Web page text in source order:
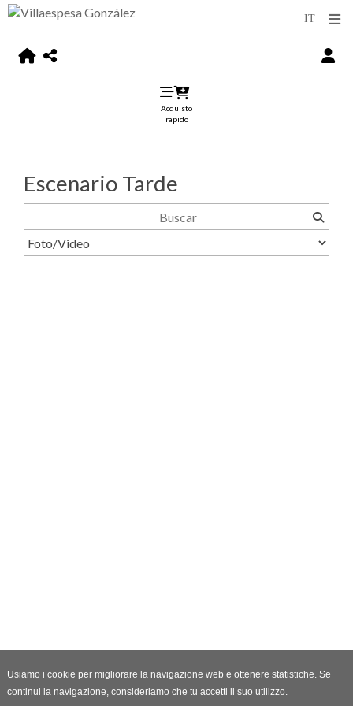
Acquisto
rapido
Escenario Tarde
Usiamo i cookie per migliorare la navigazione web e ottenere statistiche. Se
continui la navigazione, consideriamo che tu accetti il suo utilizzo.